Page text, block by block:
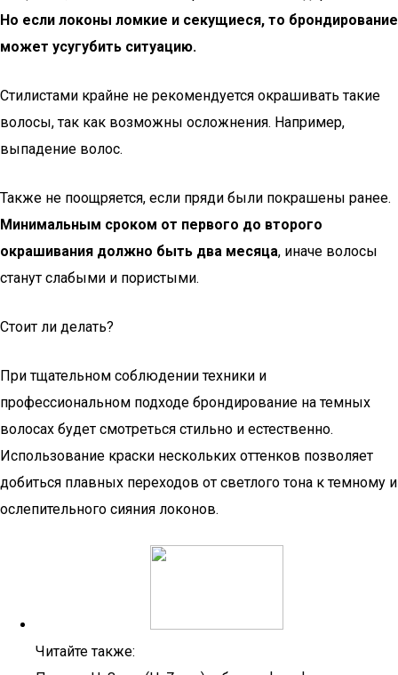
Но если локоны ломкие и секущиеся, то брондирование
может усугубить ситуацию.
Стилистами крайне не рекомендуется окрашивать такие
волосы, так как возможны осложнения. Например,
выпадение волос.
Также не поощряется, если пряди были покрашены ранее.
Минимальным сроком от первого до второго
окрашивания должно быть два месяца, иначе волосы
станут слабыми и пористыми.
Стоит ли делать?
При тщательном соблюдении техники и
профессиональном подходе брондирование на темных
волосах будет смотреться стильно и естественно.
Использование краски нескольких оттенков позволяет
добиться плавных переходов от светлого тона к темному и
ослепительного сияния локонов.
Читайте также: